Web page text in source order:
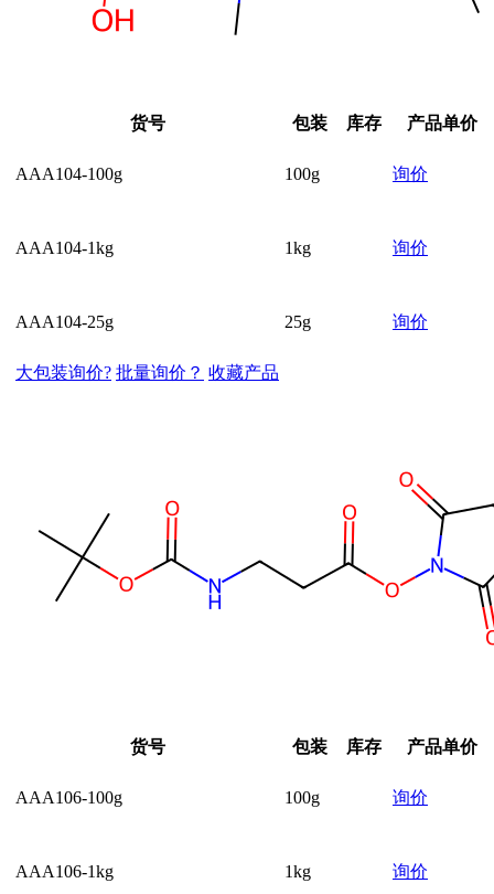
货号 包装 库存 产品单价
AAA104-100g 100g 询价
AAA104-1kg 1kg 询价
AAA104-25g 25g 询价
大包装询价? 批量询价？ 收藏产品
货号 包装 库存 产品单价
AAA106-100g 100g 询价
AAA106-1kg 1kg 询价